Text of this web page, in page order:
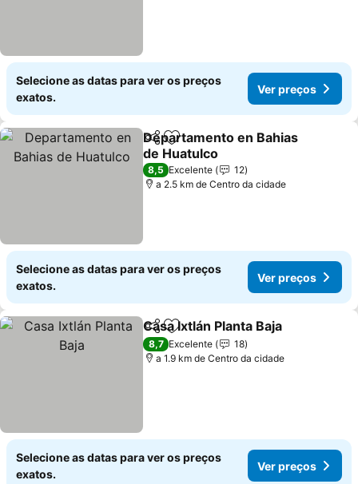
Selecione as datas para ver os preços
exatos.
Ver preços
PartilharAdicionar aos favoritos
Departamento en Bahias
de Huatulco
Ver preços
8,5 Excelente
12
a 2.5 km de Centro da cidade
Selecione as datas para ver os preços
exatos.
Ver preços
PartilharAdicionar aos favoritos
Casa Ixtlán Planta Baja
8,7 Excelente
18
a 1.9 km de Centro da cidade
Selecione as datas para ver os preços
exatos.
Ver preços